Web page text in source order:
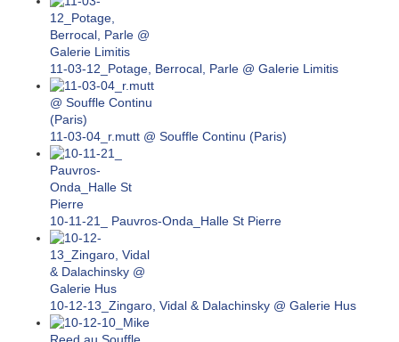
11-03-12_Potage, Berrocal, Parle @ Galerie Limitis
11-03-04_r.mutt @ Souffle Continu (Paris)
10-11-21_ Pauvros-Onda_Halle St Pierre
10-12-13_Zingaro, Vidal & Dalachinsky @ Galerie Hus